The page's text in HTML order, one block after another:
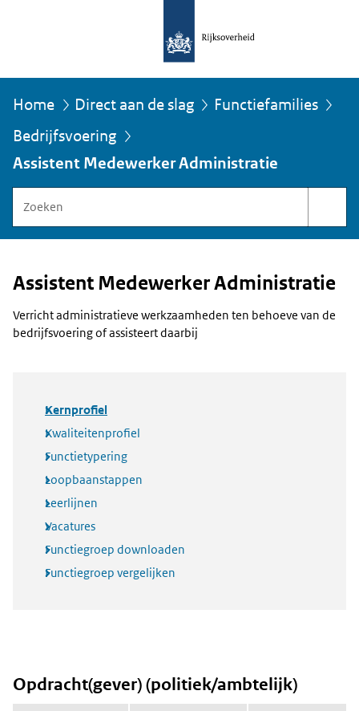
U
bevindt
hier:
Home Direct aan de slag
Functiefamilies
Bedrijfsvoering
Assistent Medewerker Administratie
binnen
Functiegebouw
Assistent Medewerker Administratie
Verricht administratieve werkzaamheden ten behoeve van de
bedrijfsvoering of assisteert daarbij
Kernprofiel
Kwaliteitenprofiel
Functietypering
Loopbaanstappen
Leerlijnen
Vacatures
Functiegroep downloaden
Functiegroep vergelijken
Opdracht(gever) (politiek/ambtelijk)